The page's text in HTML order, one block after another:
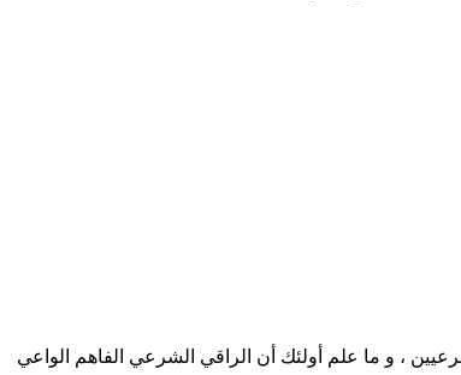
، و ما علم أولئك أن الراقي الشرعي الفاهم الواعي